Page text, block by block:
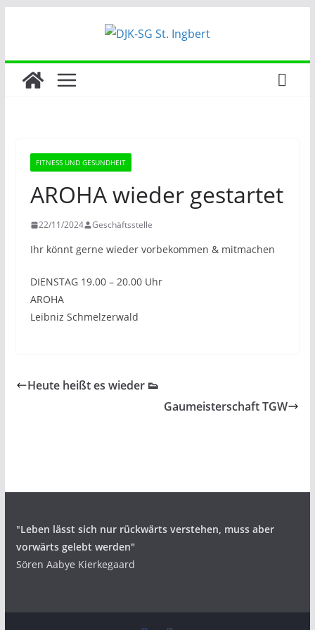
FITNESS UND GESUNDHEIT
AROHA wieder gestartet
22/11/2024 Geschäftsstelle
Ihr könnt gerne wieder vorbekommen & mitmachen
DIENSTAG 19.00 – 20.00 Uhr
AROHA
Leibniz Schmelzerwald
Heute heißt es wieder 👟
Gaumeisterschaft TGW
"Leben lässt sich nur rückwärts verstehen, muss aber
vorwärts gelebt werden"
Sören Aabye Kierkegaard